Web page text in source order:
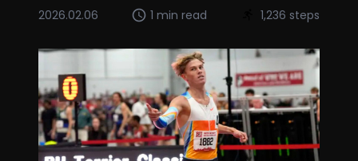
2026.02.06 1 min read 1,236 steps